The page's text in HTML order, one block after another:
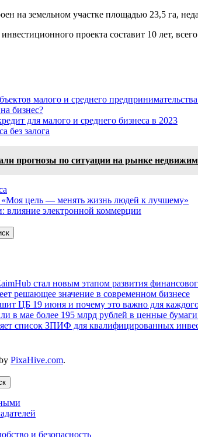
на земельном участке площадью 23,5 га,
проекта составит 10 лет,
малого и среднего
бизнес?
для малого и среднего бизнеса в 2023
без залога
прогнозы по ситуации на рынке
цель — менять жизнь людей к лучшему»
влияние электронной коммерции
стал новым этапом развития
решающее значение в современном бизнесе
ЦБ 19 июня и почему это важно для
в мае более 195 млрд рублей в ценные
список ЗПИФ для квалифицированных
PixaHive.com.
и безопасность